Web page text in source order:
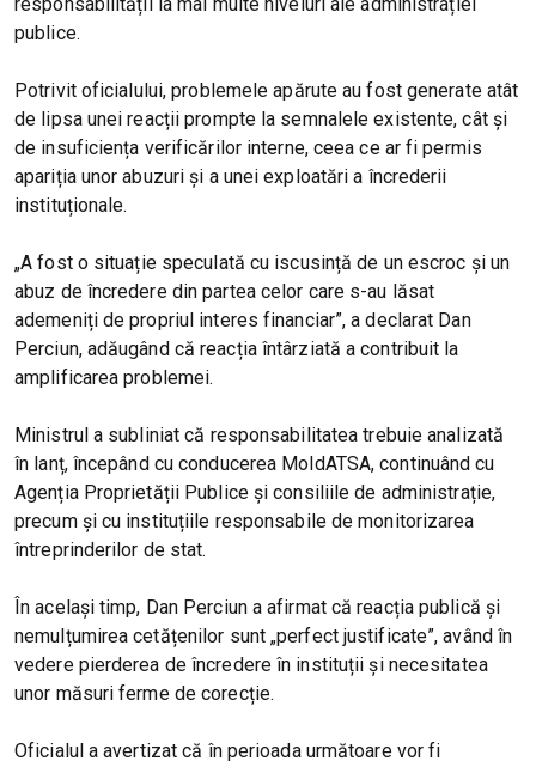
publice.
Potrivit oficialului, problemele apărute au fost generate atât
de lipsa unei reacții prompte la semnalele existente, cât și
de insuficiența verificărilor interne, ceea ce ar fi permis
apariția unor abuzuri și a unei exploatări a încrederii
instituționale.
„A fost o situație speculată cu iscusință de un escroc și un
abuz de încredere din partea celor care s-au lăsat
ademeniți de propriul interes financiar”, a declarat Dan
Perciun, adăugând că reacția întârziată a contribuit la
amplificarea problemei.
Ministrul a subliniat că responsabilitatea trebuie analizată
în lanț, începând cu conducerea MoldATSA, continuând cu
Agenția Proprietății Publice și consiliile de administrație,
precum și cu instituțiile responsabile de monitorizarea
întreprinderilor de stat.
În același timp, Dan Perciun a afirmat că reacția publică și
nemulțumirea cetățenilor sunt „perfect justificate”, având în
vedere pierderea de încredere în instituții și necesitatea
unor măsuri ferme de corecție.
Oficialul a avertizat că în perioada următoare vor fi